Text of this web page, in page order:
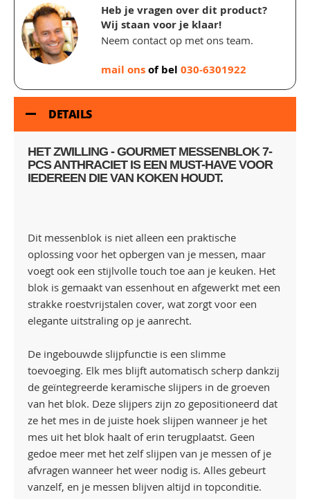
Heb je vragen over dit product?
Wij staan voor je klaar!
Neem contact op met ons team.
mail onsof bel 030-6301922
DETAILS
HET ZWILLING - GOURMET MESSENBLOK 7-
PCS ANTHRACIET IS EEN MUST-HAVE VOOR
IEDEREEN DIE VAN KOKEN HOUDT.
Dit messenblok is niet alleen een praktische
oplossing voor het opbergen van je messen, maar
voegt ook een stijlvolle touch toe aan je keuken. Het
blok is gemaakt van essenhout en afgewerkt met een
strakke roestvrijstalen cover, wat zorgt voor een
elegante uitstraling op je aanrecht.
De ingebouwde slijpfunctie is een slimme
toevoeging. Elk mes blijft automatisch scherp dankzij
de geïntegreerde keramische slijpers in de groeven
van het blok. Deze slijpers zijn zo gepositioneerd dat
ze het mes in de juiste hoek slijpen wanneer je het
mes uit het blok haalt of erin terugplaatst. Geen
gedoe meer met het zelf slijpen van je messen of je
afvragen wanneer het weer nodig is. Alles gebeurt
vanzelf, en je messen blijven altijd in topconditie.